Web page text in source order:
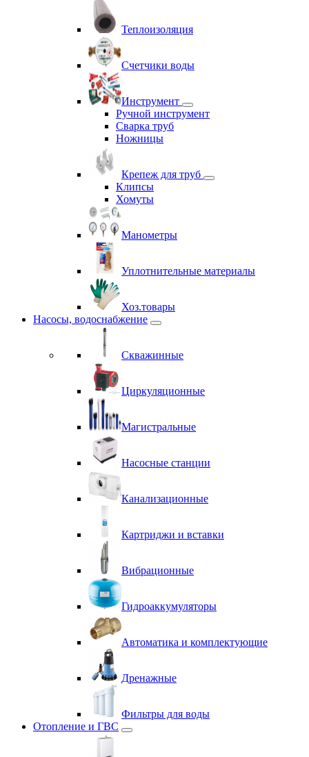
Теплоизоляция
Счетчики воды
Инструмент
Ручной инструмент
Сварка труб
Ножницы
Крепеж для труб
Клипсы
Хомуты
Манометры
Уплотнительные материалы
Хоз.товары
Насосы, водоснабжение
Скважинные
Циркуляционные
Магистральные
Насосные станции
Канализационные
Картриджи и вставки
Вибрационные
Гидроаккумуляторы
Автоматика и комплектующие
Дренажные
Фильтры для воды
Отопление и ГВС